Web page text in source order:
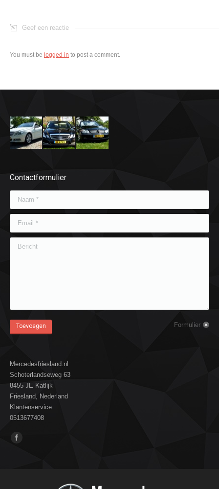
Geef een reactie
You must be logged in to post a comment.
Contactformulier
Naam *
Email *
Bericht
Toevoegen Formulier
Mercedesfriesland.nl
Schoterlandseweg 63
8455 JE Katlijk
Friesland, Nederland
Klantenservice
0513677408
Vind ons op: